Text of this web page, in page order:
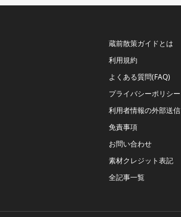
蔵前散策ガイドとは
利用規約
よくある質問(FAQ)
プライバシーポリシー
利用者情報の外部送信
免責事項
お問い合わせ
素材クレジット表記
全記事一覧